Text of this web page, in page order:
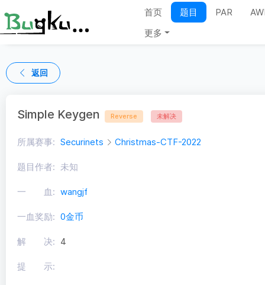
首页 题目 PAR
更多
返回
Simple Keygen Reverse 未解决
所属赛事: Securinets Christmas-CTF-2022
题目作者: 未知
一 血: wangjf
一血奖励: 0金币
解 决: 4
提 示: